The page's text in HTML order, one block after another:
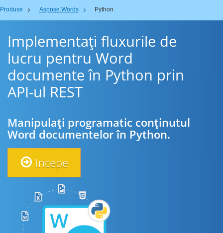
Produse Aspose.Words Python
Implementați fluxurile de
lucru pentru Word
documente în Python prin
API-ul REST
Manipulați programatic conținutul
Word documentelor în Python.
Incepe